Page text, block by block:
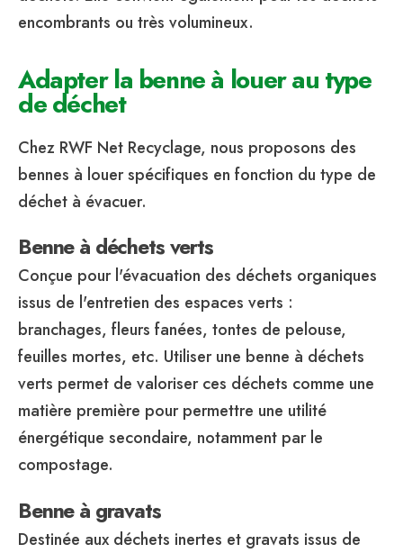
encombrants ou très volumineux.
Adapter la benne à louer au type
de déchet
Chez RWF Net Recyclage, nous proposons des
bennes à louer spécifiques en fonction du type de
déchet à évacuer.
Benne à déchets verts
Conçue pour l'évacuation des déchets organiques
issus de l'entretien des espaces verts :
branchages, fleurs fanées, tontes de pelouse,
feuilles mortes, etc. Utiliser une benne à déchets
verts permet de valoriser ces déchets comme une
matière première pour permettre une utilité
énergétique secondaire, notamment par le
compostage.
Benne à gravats
Destinée aux déchets inertes et gravats issus de